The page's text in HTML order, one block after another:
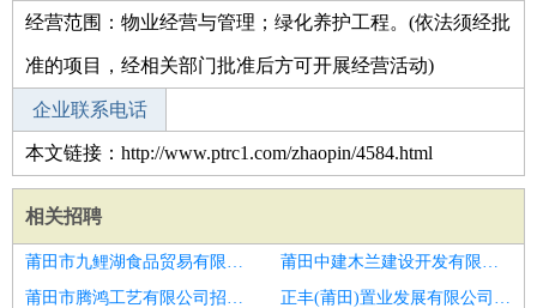
经营范围：物业经营与管理；绿化养护工程。(依法须经批
准的项目，经相关部门批准后方可开展经营活动)
企业联系电话
本文链接：http://www.ptrc1.com/zhaopin/4584.html
相关招聘
莆田市九鲤湖食品贸易有限公司招聘电梯销售业务经理
莆田中建木兰建设开发有限公司招聘电梯维保人员
莆田市腾鸿工艺有限公司招聘电梯维保
正丰(莆田)置业发展有限公司招聘电梯维保